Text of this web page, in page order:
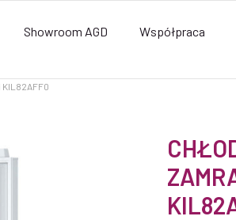
Showroom AGD Współpraca
KIL82AFF0